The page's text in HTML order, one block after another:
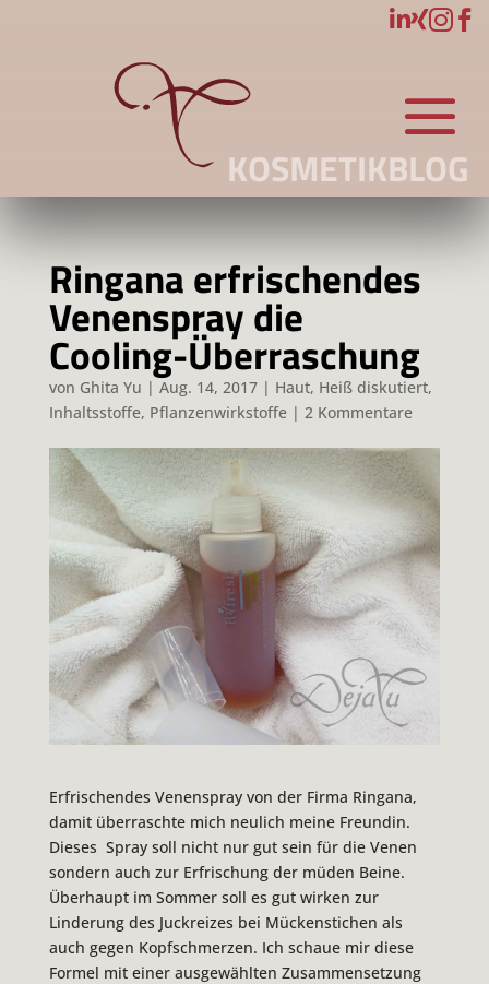
KOSMETIKBLOG




Ringana erfrischendes
Venenspray die
Cooling-Überraschung
von Ghita Yu | Aug. 14, 2017| Haut, Heiß diskutiert,
Inhaltsstoffe, Pflanzenwirkstoffe| 2 Kommentare
Erfrischendes Venenspray von der Firma Ringana,
damit überraschte mich neulich meine Freundin.
Dieses Spray soll nicht nur gut sein für die Venen
sondern auch zur Erfrischung der müden Beine.
Überhaupt im Sommer soll es gut wirken zur
Linderung des Juckreizes bei Mückenstichen als
auch gegen Kopfschmerzen. Ich schaue mir diese
Formel mit einer ausgewählten Zusammensetzung